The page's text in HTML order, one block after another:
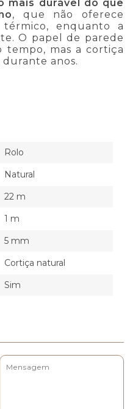
mais durável do que
, que não oferece
enquanto a
O papel de parede
mas a cortiça
anos.
Rolo
Natural
22 m
1 m
5 mm
Cortiça natural
Sim